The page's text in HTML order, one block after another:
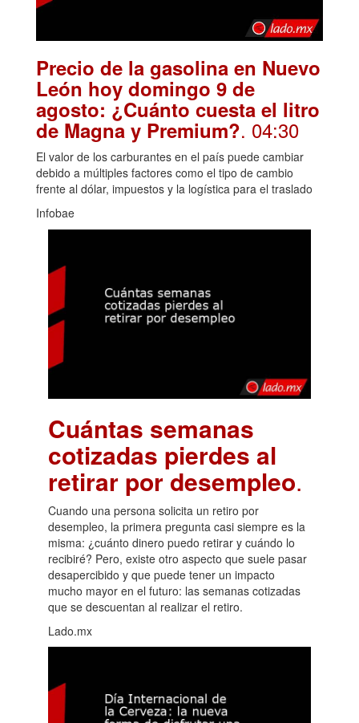
Precio de la gasolina en Nuevo
León hoy domingo 9 de
agosto: ¿Cuánto cuesta el litro
de Magna y Premium?. 04:30
El valor de los carburantes en el país puede cambiar
debido a múltiples factores como el tipo de cambio
frente al dólar, impuestos y la logística para el traslado
Infobae
Cuántas semanas
cotizadas pierdes al
retirar por desempleo.
Cuando una persona solicita un retiro por
desempleo, la primera pregunta casi siempre es la
misma: ¿cuánto dinero puedo retirar y cuándo lo
recibiré? Pero, existe otro aspecto que suele pasar
desapercibido y que puede tener un impacto
mucho mayor en el futuro: las semanas cotizadas
que se descuentan al realizar el retiro.
Lado.mx